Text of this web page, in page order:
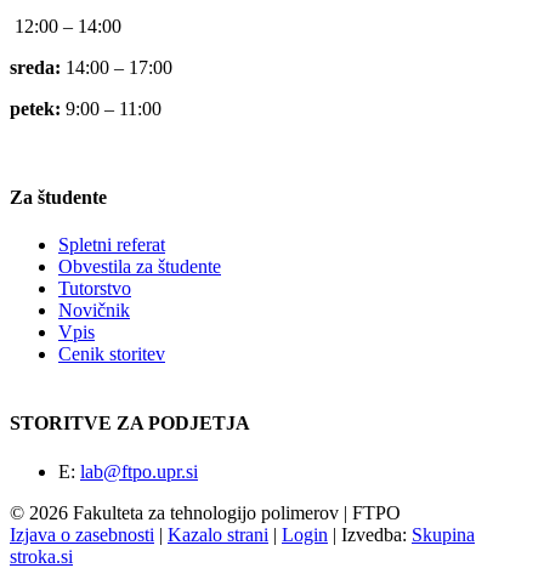
12:00 – 14:00
sreda: 14:00 – 17:00
petek: 9:00 – 11:00
Za študente
Spletni referat
Obvestila za študente
Tutorstvo
Novičnik
Vpis
Cenik storitev
STORITVE ZA PODJETJA
E: lab@ftpo.upr.si
© 2026 Fakulteta za tehnologijo polimerov | FTPO
Izjava o zasebnosti | Kazalo strani | Login | Izvedba: Skupina
stroka.si